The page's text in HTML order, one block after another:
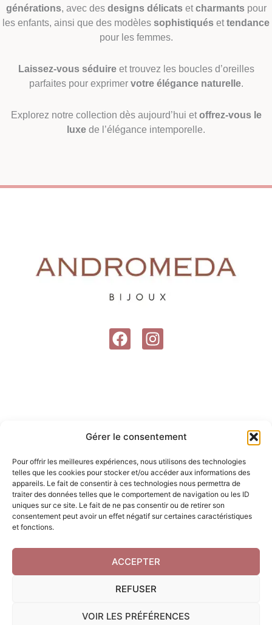
Gérer le consentement
Pour offrir les meilleures expériences, nous utilisons des technologies
telles que les cookies pour stocker et/ou accéder aux informations des
appareils. Le fait de consentir à ces technologies nous permettra de
traiter des données telles que le comportement de navigation ou les ID
uniques sur ce site. Le fait de ne pas consentir ou de retirer son
consentement peut avoir un effet négatif sur certaines caractéristiques
et fonctions.
ACCEPTER
REFUSER
VOIR LES PRÉFÉRENCES
générations, avec des designs délicatset charmantspour
les enfants, ainsi que des modèles sophistiqués et tendance
pour les femmes.
Laissez-vous séduireet trouvez les boucles d’oreilles
parfaites pour exprimer votre élégance naturelle.
Explorez notre collection dès aujourd’hui et offrez-vous le
luxe de l’élégance intemporelle.
F
a
k
I
n
a
m